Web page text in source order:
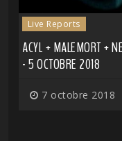
Live Reports
ACYL + MALEMORT +
- 5 OCTOBRE 2018
7 octobre 2018